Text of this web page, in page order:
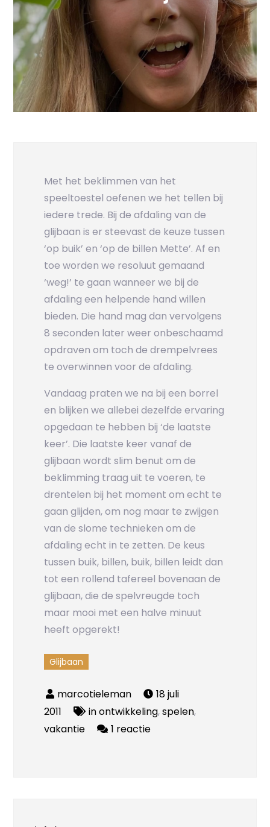
Met het beklimmen van het
speeltoestel oefenen we het tellen bij
iedere trede. Bij de afdaling van de
glijbaan is er steevast de keuze tussen
‘op buik’ en ‘op de billen Mette’. Af en
toe worden we resoluut gemaand
‘weg!’ te gaan wanneer we bij de
afdaling een helpende hand willen
bieden. Die hand mag dan vervolgens
8 seconden later weer onbeschaamd
opdraven om toch de drempelvrees
te overwinnen voor de afdaling.
Vandaag praten we na bij een borrel
en blijken we allebei dezelfde ervaring
opgedaan te hebben bij ‘de laatste
keer’. Die laatste keer vanaf de
glijbaan wordt slim benut om de
beklimming traag uit te voeren, te
drentelen bij het moment om echt te
gaan glijden, om nog maar te zwijgen
van de slome technieken om de
afdaling echt in te zetten. De keus
tussen buik, billen, buik, billen leidt dan
tot een rollend tafereel bovenaan de
glijbaan, die de spelvreugde toch
maar mooi met een halve minuut
heeft opgerekt!
Glijbaan
18 juli
2011
in ontwikkeling,spelen,
vakantie
1 reactieop